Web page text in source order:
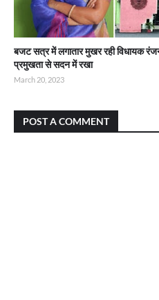
बजट सत्र में लगातार मुखर रही विधायक
प्रमुखता से सदन में रखा
March 20, 2023
POST A COMMENT